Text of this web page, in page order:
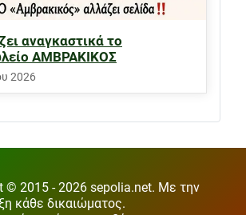
αναγκαστικά το
ΑΜΒΡΑΚΙΚΟΣ
2026
© 2015 - 2026 sepolia.net. Με την
κάθε δικαιώματος.